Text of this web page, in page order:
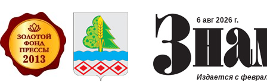
6 авг 2026 г.
Издается с